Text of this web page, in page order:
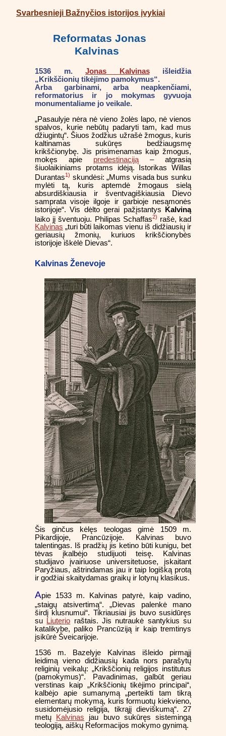
Svarbesnieji Bažnyčios istorijos įvykiai
Reformatas Jonas
Kalvinas
1536 m. Jonas Kalvinasišleidžia
„Krikščionių tikėjimo pamokymus“.
Arba garbinami, arba neapkenčiami,
reformatorius ir jo mokymas gyvuoja
monumentaliame jo veikale.
„Pasaulyje nėra nė vieno žolės lapo, nė vienos
spalvos, kurie nebūtų padaryti tam, kad mus
džiugintų“. Šiuos žodžius užrašė žmogus, kuris
kaltinamas sukūręs bedžiaugsmę
krikščionybę. Jis prisimenamas kaip žmogus,
mokęs apie predestinaciją – atgrasią
šiuolaikiniams protams idėją. Istorikas Willas
Durantas1) skundėsi: „Mums visada bus sunku
mylėti tą, kuris aptemdė žmogaus sielą
absurdiškiausia ir šventvagiškiausia Dievo
samprata visoje ilgoje ir garbioje nesąmonės
istorijoje“. Vis dėlto gerai pažįstantys Kalviną
laiko jį šventuoju. Philipas Schaffas2) rašė, kad
Kalvinas „turi būti laikomas vienu iš didžiausių ir
geriausių žmonių, kuriuos krikščionybės
istorijoje iškėlė Dievas“.
Kalvinas Ženevoje
Šis ginčus kėlęs teologas gimė 1509 m.
Pikardijoje, Prancūzijoje. Kalvinas buvo
talentingas. Iš pradžių jis ketino būti kunigu, bet
tėvas įkalbėjo studijuoti teisę. Kalvinas
studijavo įvairiuose universitetuose, įskaitant
Paryžiaus, aštrindamas jau ir taip logišką protą
ir godžiai skaitydamas graikų ir lotynų klasikus.
Apie 1533 m. Kalvinas patyrė, kaip vadino,
„staigų atsivertimą“. „Dievas palenkė mano
širdį klusnumui“. Tikriausiai jis buvo susidūręs
su
Liuterio raštais. Jis nutraukė santykius su
katalikybe, paliko Prancūziją ir kaip tremtinys
įsikūrė Šveicarijoje.
1536 m. Bazelyje Kalvinas išleido pirmąjį
leidimą vieno didžiausių kada nors parašytų
religinių veikalų: „Krikščionių religijos institutus
(pamokymus)“. Pavadinimas, galbūt geriau
verstinas kaip „Krikščionių tikėjimo principai“,
kalbėjo apie sumanymą „perteikti tam tikrą
elementarų mokymą, kuris formuotų kiekvieno,
susidomėjusio religija, tikrąjį dieviškumą“. 27
metų
Kalvinas jau buvo sukūręs sistemingą
teologiją, aiškų Reformacijos mokymo gynimą.